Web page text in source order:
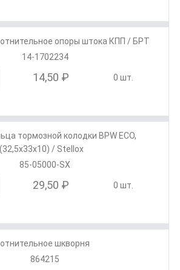
опоры штока КПП / БРТ
14-1702234
14,50 ₽ 0 шт.
тормозной колодки BPW ЕСО,
/ Stellox
85-05000-SX
29,50 ₽ 0 шт.
шкворня
864215